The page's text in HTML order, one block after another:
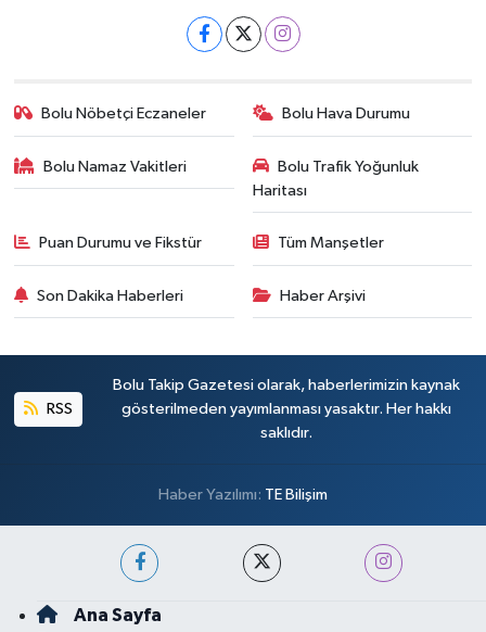
Bolu Nöbetçi Eczaneler Bolu Hava Durumu
Bolu Namaz Vakitleri
Bolu Trafik Yoğunluk
Haritası
Puan Durumu ve Fikstür Tüm Manşetler
Son Dakika Haberleri Haber Arşivi
RSS
Bolu Takip Gazetesi olarak, haberlerimizin kaynak
gösterilmeden yayımlanması yasaktır. Her hakkı
saklıdır.
Haber Yazılımı: TE Bilişim
Ana Sayfa